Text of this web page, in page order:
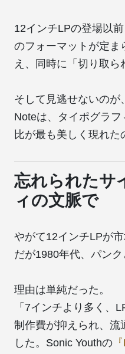
12インチLPの登場以
のフォーマットが定ま
え、同時に「切り取ら
そして見逃せないの
Noteは、タイポグラ
比が最も美しく現れた
忘れられたサ
ィの文脈で
やがて12インチLPが
だが1980年代、パン
理由は単純だった。
「7インチより多く、
制作費が抑えられ、流
した。Sonic Youthの